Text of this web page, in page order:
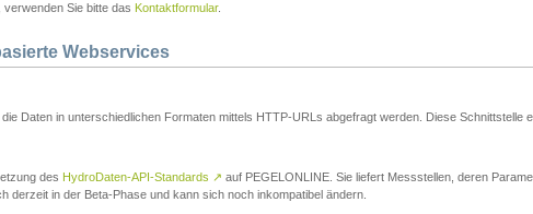
Sie bitte das Kontaktformular.
Webservices
Daten in unterschiedlichen Formaten mittels HTTP-URLs abgefragt werden. Diese Schnittstelle
des HydroDaten-API-Standards ↗ auf PEGELONLINE. Sie liefert Messstellen, deren
derzeit in der Beta-Phase und kann sich noch inkompatibel ändern.